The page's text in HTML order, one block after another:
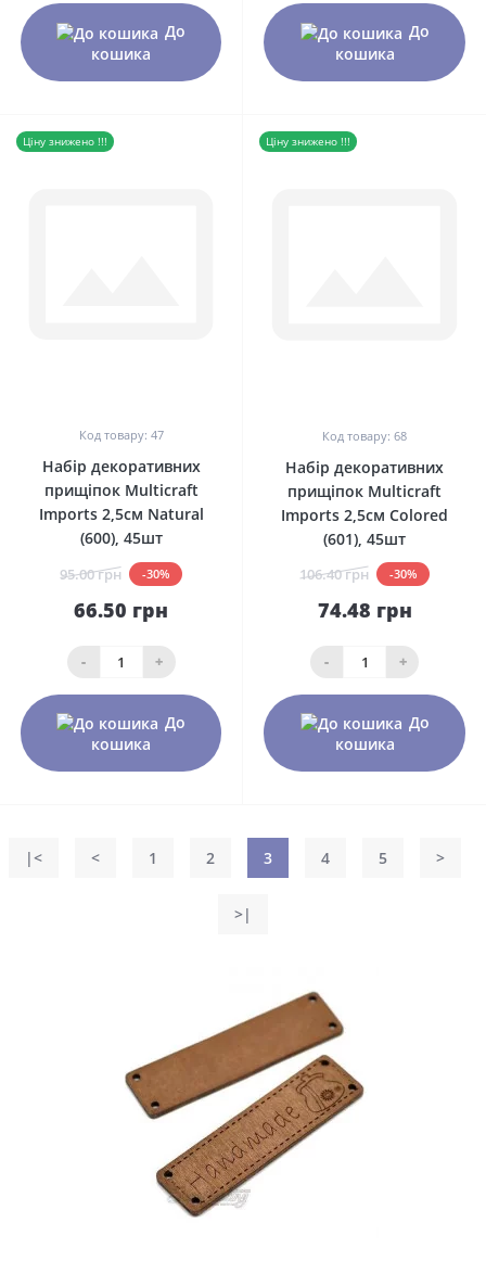
До
кошика
До
кошика
Ціну знижено !!!
Код товару: 47
Набір декоративних
прищіпок Multicraft
Imports 2,5см Natural
(600), 45шт
95.00 грн -30%
66.50 грн
- +
До
кошика
Ціну знижено !!!
Код товару: 68
Набір декоративних
прищіпок Multicraft
Imports 2,5см Colored
(601), 45шт
106.40 грн -30%
74.48 грн
- +
До
кошика
|< < 1 2 3 4 5 >
>|